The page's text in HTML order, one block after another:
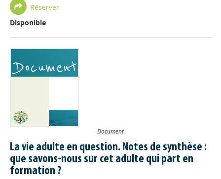
Réserver
Disponible
Document
La vie adulte en question. Notes de synthèse :
que savons-nous sur cet adulte qui part en
formation ?